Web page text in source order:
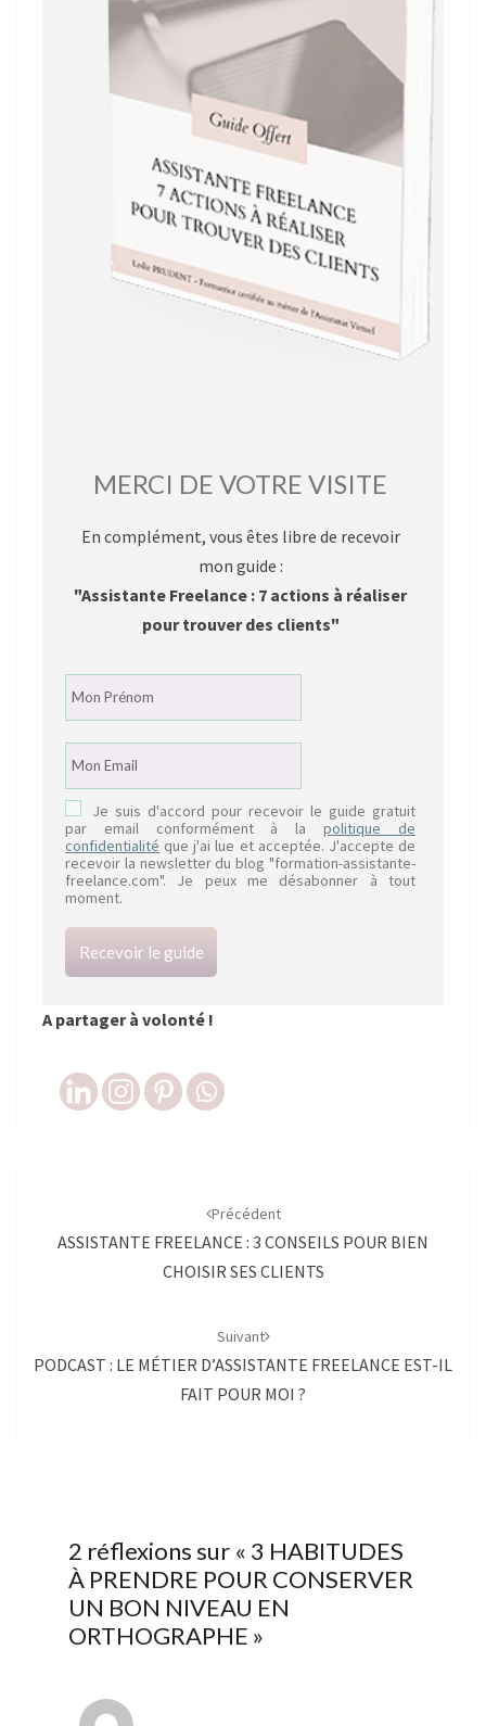
MERCI DE VOTRE VISITE
En complément, vous êtes libre de recevoir
mon guide :
"Assistante Freelance : 7 actions à réaliser
pour trouver des clients"
Je suis d'accord pour recevoir le guide gratuit
par email conformément à lapolitique de
confidentialité que j'ai lue et acceptée. J'accepte de
recevoir la newsletter du blog "formation-assistante-
freelance.com". Je peux me désabonner à tout
moment.
Recevoir le guide
A partager à volonté !
Précédent
ASSISTANTE FREELANCE : 3 CONSEILS POUR BIEN
CHOISIR SES CLIENTS
Suivant
PODCAST : LE MÉTIER D’ASSISTANTE FREELANCE EST-IL
FAIT POUR MOI ?
2 réflexions sur « 3 HABITUDES
À PRENDRE POUR CONSERVER
UN BON NIVEAU EN
ORTHOGRAPHE »